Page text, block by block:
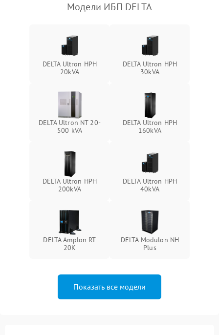
Неисправность системы
Подробнее →
Неисправность системы
1500 ₽ Подробнее →
Повреждение внутренних
Неисправность системы
Подробнее →
Поломка системы защиты
Подробнее →
Неисправность системы
Повреждение системы
защиты от перегрева
Модели ИБП DELTA
DELTA Ultron HPH
20kVA
DELTA Ultron HPH
30kVA
DELTA Ultron NT 20-
500 kVA
DELTA Ultron HPH
160kVA
DELTA Ultron HPH
200kVA
DELTA Ultron HPH
40kVA
DELTA Amplon RT
20K
DELTA Modulon NH
Plus
Показать все модели